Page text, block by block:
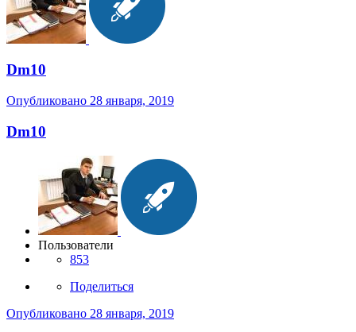
Dm10
Опубликовано 28 января, 2019
Dm10
Пользователи
853
Поделиться
Опубликовано 28 января, 2019